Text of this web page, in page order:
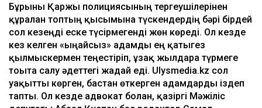
Бұрынғы Қаржы полициясының тергеушілерінен
құралған топтың қысымына түскендердің бәрі бірдей
сол кезеңді еске түсірмегенді жөн көреді. Ол кезде
кез келген «ыңғайсыз» адамды ең қатыгез
қылмыскермен теңестіріп, ұзақ жылдарға түрмеге
тоғыта салу әдеттегі жағдай еді. Ulysmedia.kz сол
уақытты көрген, бастан өткерген адамдарды іздеп
тапты. Ол кезде адвокат болған, қазіргі Мәжіліс